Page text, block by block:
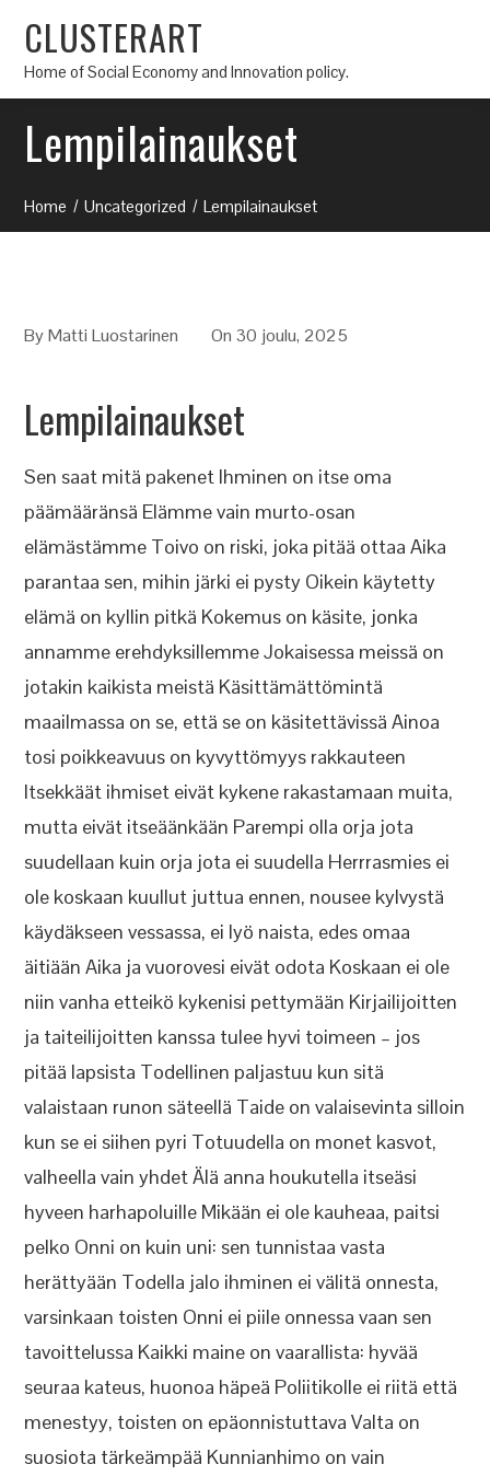
CLUSTERART
Home of Social Economy and Innovation policy.
Lempilainaukset
Home Uncategorized Lempilainaukset
ByMatti Luostarinen On 30 joulu, 2025
Lempilainaukset
Sen saat mitä pakenet Ihminen on itse oma
päämääränsä Elämme vain murto-osan
elämästämme Toivo on riski, joka pitää ottaa Aika
parantaa sen, mihin järki ei pysty Oikein käytetty
elämä on kyllin pitkä Kokemus on käsite, jonka
annamme erehdyksillemme Jokaisessa meissä on
jotakin kaikista meistä Käsittämättömintä
maailmassa on se, että se on käsitettävissä Ainoa
tosi poikkeavuus on kyvyttömyys rakkauteen
Itsekkäät ihmiset eivät kykene rakastamaan muita,
mutta eivät itseäänkään Parempi olla orja jota
suudellaan kuin orja jota ei suudella Herrrasmies ei
ole koskaan kuullut juttua ennen, nousee kylvystä
käydäkseen vessassa, ei lyö naista, edes omaa
äitiään Aika ja vuorovesi eivät odota Koskaan ei ole
niin vanha etteikö kykenisi pettymään Kirjailijoitten
ja taiteilijoitten kanssa tulee hyvi toimeen – jos
pitää lapsista Todellinen paljastuu kun sitä
valaistaan runon säteellä Taide on valaisevinta silloin
kun se ei siihen pyri Totuudella on monet kasvot,
valheella vain yhdet Älä anna houkutella itseäsi
hyveen harhapoluille Mikään ei ole kauheaa, paitsi
pelko Onni on kuin uni: sen tunnistaa vasta
herättyään Todella jalo ihminen ei välitä onnesta,
varsinkaan toisten Onni ei piile onnessa vaan sen
tavoittelussa Kaikki maine on vaarallista: hyvää
seuraa kateus, huonoa häpeä Poliitikolle ei riitä että
menestyy, toisten on epäonnistuttava Valta on
suosiota tärkeämpää Kunnianhimo on vain